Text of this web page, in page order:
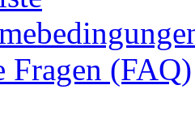
Fragen (FAQ)